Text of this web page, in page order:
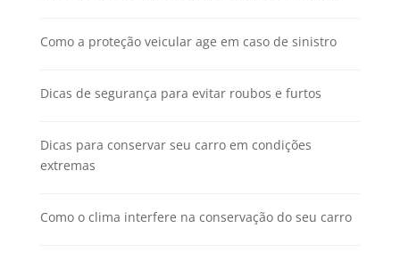
Como a proteção veicular age em caso de sinistro
Dicas de segurança para evitar roubos e furtos
Dicas para conservar seu carro em condições
extremas
Como o clima interfere na conservação do seu carro